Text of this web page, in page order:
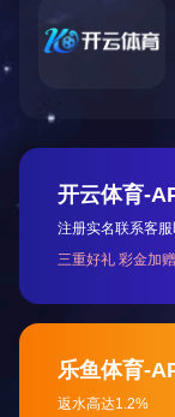
全